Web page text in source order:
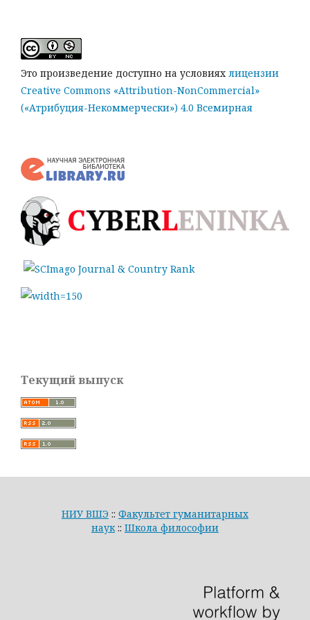
Это произведение доступно на условиях лицензии
Creative Commons «Attribution-NonCommercial»
(«Атрибуция-Некоммерчески») 4.0 Всемирная
Текущий выпуск
НИУ ВШЭ :: Факультет гуманитарных
наук :: Школа философии